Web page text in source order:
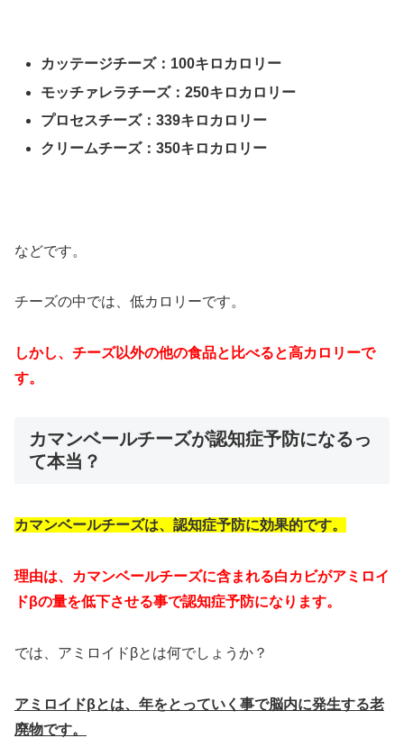
カッテージチーズ：100キロカロリー
モッチァレラチーズ：250キロカロリー
プロセスチーズ：339キロカロリー
クリームチーズ：350キロカロリー
などです。
チーズの中では、低カロリーです。
しかし、チーズ以外の他の食品と比べると高カロリーで
す。
カマンベールチーズが認知症予防になるっ
て本当？
カマンベールチーズは、認知症予防に効果的です。
理由は、カマンベールチーズに含まれる白カビがアミロイ
ドβの量を低下させる事で認知症予防になります。
では、アミロイドβとは何でしょうか？
アミロイドβとは、年をとっていく事で脳内に発生する老
廃物です。